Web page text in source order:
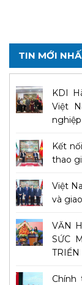
TIN MỚI
KDI
Việt
Kết
thao
Việt
và
VĂN
SỨC